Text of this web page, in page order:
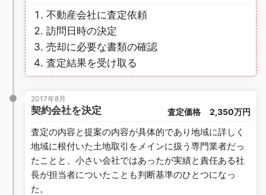
不動産会社に査定依頼
訪問日時の決定
売却に必要な書類の確認
査定結果を受け取る
2017年8月
契約会社を決定 査定価格 2,350万円
査定の内容と提案の内容が具体的であり地域に詳しく
地域に根付いた土地取引をメインに扱う専門業者だっ
たことと、小さい会社ではあったが実績と責任ある社
長が担当者についたことも判断基準のひとつになっ
た。